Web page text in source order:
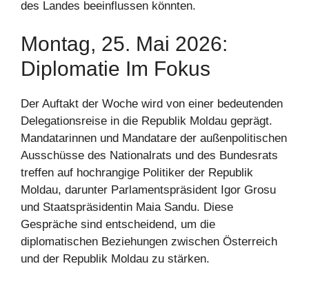
des Landes beeinflussen könnten.
Montag, 25. Mai 2026:
Diplomatie Im Fokus
Der Auftakt der Woche wird von einer bedeutenden
Delegationsreise in die Republik Moldau geprägt.
Mandatarinnen und Mandatare der außenpolitischen
Ausschüsse des Nationalrats und des Bundesrats
treffen auf hochrangige Politiker der Republik
Moldau, darunter Parlamentspräsident Igor Grosu
und Staatspräsidentin Maia Sandu. Diese
Gespräche sind entscheidend, um die
diplomatischen Beziehungen zwischen Österreich
und der Republik Moldau zu stärken.